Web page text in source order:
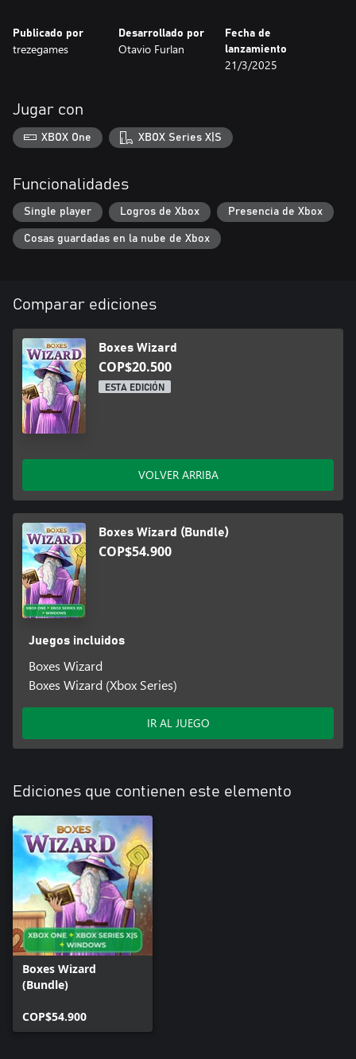
Publicado por
trezegames
Desarrollado por
Otavio Furlan
Fecha de
lanzamiento
21/3/2025
Jugar con
XBOX One XBOX Series X|S
Funcionalidades
Single player Logros de Xbox Presencia de Xbox
Cosas guardadas en la nube de Xbox
Comparar ediciones
Boxes Wizard
COP$20.500
ESTA EDICIÓN
VOLVER ARRIBA
Boxes Wizard (Bundle)
COP$54.900
Juegos incluidos
Boxes Wizard
Boxes Wizard (Xbox Series)
IR AL JUEGO
Ediciones que contienen este elemento
Boxes Wizard
(Bundle)
COP$54.900